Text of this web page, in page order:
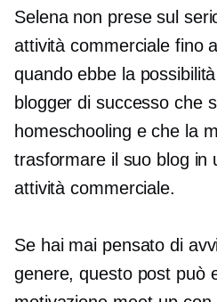
Selena non prese sul
attività commerciale fino
quando ebbe la
blogger di successo che
homeschooling e che la
trasformare il suo blog in
attività commerciale.
Se hai mai pensato di
genere, questo post può